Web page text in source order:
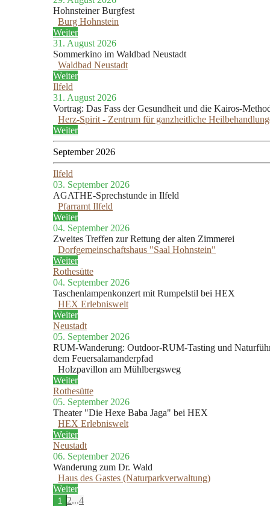
Hohnsteiner Burgfest
Burg Hohnstein
Weiter
31. August 2026
Sommerkino im Waldbad Neustadt
Waldbad Neustadt
Weiter
Ilfeld
31. August 2026
Vortrag: Das Fass der Gesundheit und die Kairos-
Herz-Spirit - Zentrum für ganzheitliche
Weiter
September 2026
Ilfeld
03. September 2026
AGATHE-Sprechstunde in Ilfeld
Pfarramt Ilfeld
Weiter
04. September 2026
Zweites Treffen zur Rettung der alten Zimmerei
Dorfgemeinschaftshaus "Saal Hohnstein"
Weiter
Rothesütte
04. September 2026
Taschenlampenkonzert mit Rumpelstil bei HEX
HEX Erlebniswelt
Weiter
Neustadt
05. September 2026
RUM-Wanderung: Outdoor-RUM-Tasting und
dem Feuersalamanderpfad
Holzpavillon am Mühlbergsweg
Weiter
Rothesütte
05. September 2026
Theater "Die Hexe Baba Jaga" bei HEX
HEX Erlebniswelt
Weiter
Neustadt
06. September 2026
Wanderung zum Dr. Wald
Haus des Gastes (Naturparkverwaltung)
Weiter
1 2...4